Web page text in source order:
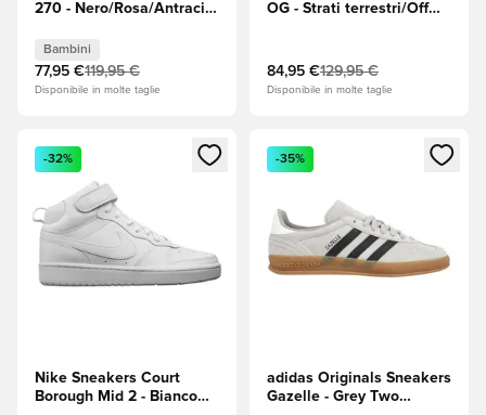
270 - Nero/Rosa/Antracite
Bambini
77,95 €119,95 €
Disponibile in molte taglie
OG - Strati terrestri/Off
84,95 €129,95 €
Disponibile in molte taglie
Apre una finestra modale per accedere o registrarsi come
-32%
Nike Sneakers Court
Borough Mid 2 - Bianco
Apre una finestra modale
-35%
adidas Originals Sneakers
Gazelle - Grey Two